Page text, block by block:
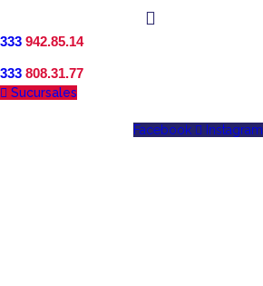
333 942.85.14
333 808.31.77
Sucursales
Facebook Instagram